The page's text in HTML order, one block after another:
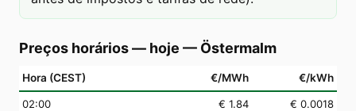
Preços horários — hoje — Östermalm
Hora (CEST) €/MWh €/kWh
02:00 € 1.84
€ 0.0018